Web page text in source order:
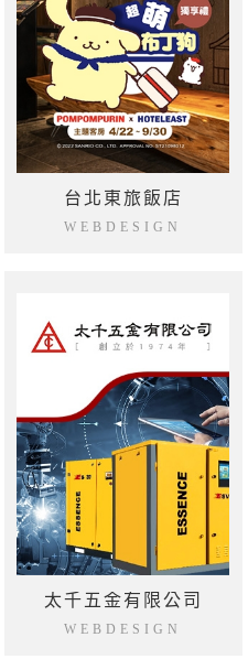
台北東旅飯店
WEBDESIGN
太千五金有限公司
WEBDESIGN